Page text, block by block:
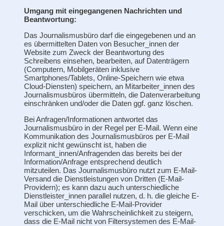
Umgang mit eingegangenen Nachrichten und
Beantwortung:
Das Journalismusbüro darf die eingegebenen und an
es übermittelten Daten von Besucher_innen der
Website zum Zweck der Beantwortung des
Schreibens einsehen, bearbeiten, auf Datenträgern
(Computern, Mobilgeräten inklusive
Smartphones/Tablets, Online-Speichern wie etwa
Cloud-Diensten) speichern, an Mitarbeiter_innen des
Journalismusbüros übermitteln, die Datenverarbeitung
einschränken und/oder die Daten ggf. ganz löschen.
Bei Anfragen/Informationen antwortet das
Journalismusbüro in der Regel per E-Mail. Wenn eine
Kommunikation des Journalismusbüros per E-Mail
explizit nicht gewünscht ist, haben die
Informant_innen/Anfragenden das bereits bei der
Information/Anfrage entsprechend deutlich
mitzuteilen. Das Journalismusbüro nutzt zum E-Mail-
Versand die Dienstleistungen von Dritten (E-Mail-
Providern); es kann dazu auch unterschiedliche
Dienstleister_innen parallel nutzen, d. h. die gleiche E-
Mail über unterschiedliche E-Mail-Provider
verschicken, um die Wahrscheinlichkeit zu steigern,
dass die E-Mail nicht von Filtersystemen des E-Mail-